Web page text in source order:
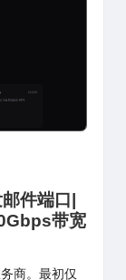
件端口|
带宽
商。最初仅